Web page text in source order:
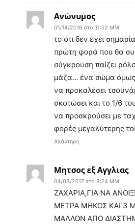
Ανώνυμος
01/14/2016 στο 11:52 ΜΜ
το ότι δεν έχει
πρώτη φορά που θα
σύγκρουση παίζει
μάζα… ένα σώμα όμως
να προκαλέσει
σκοτώσει και το 1/6
να προσκρούσει με
φορές μεγαλύτερης
Απάντηση
Μητσος εξ Αγγλιας
04/08/2017 στο 8:24 ΜΜ
ΖΑΧΑΡΙΑ,ΓΙΑ ΝΑ
ΜΕΤΡΑ ΜΗΚΟΣ ΚΑΙ 3
ΜΑΛΛΟΝ ΑΠΟ